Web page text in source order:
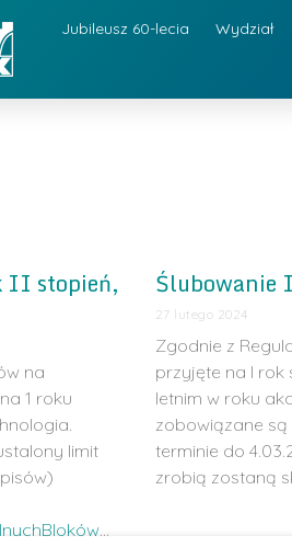
Jubileusz 60-lecia Wydział
II stopień,
na
1 roku
limit
…
Ślubowanie
27 lutego 2024
Zgodnie z
przyjęte na I rok
letnim w roku
zobowiązane
terminie do
zrobią zostaną